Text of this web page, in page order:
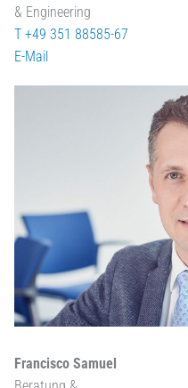
& Engineering
T +49 351 88585-67
E-Mail
Francisco Samuel